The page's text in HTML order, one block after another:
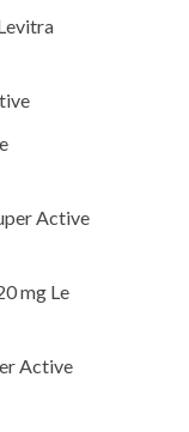
Active
mg Le
Active